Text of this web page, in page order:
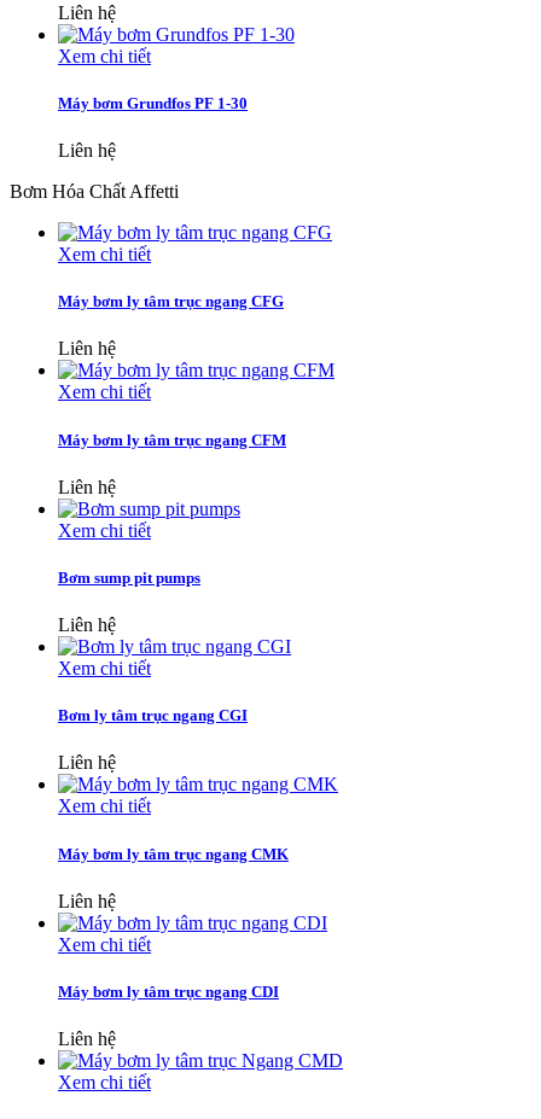
Liên hệ
Xem chi tiết
Máy bơm Grundfos PF 1-30
Liên hệ
Bơm Hóa Chất Affetti
Xem chi tiết
Máy bơm ly tâm trục ngang CFG
Liên hệ
Xem chi tiết
Máy bơm ly tâm trục ngang CFM
Liên hệ
Xem chi tiết
Bơm sump pit pumps
Liên hệ
Xem chi tiết
Bơm ly tâm trục ngang CGI
Liên hệ
Xem chi tiết
Máy bơm ly tâm trục ngang CMK
Liên hệ
Xem chi tiết
Máy bơm ly tâm trục ngang CDI
Liên hệ
Xem chi tiết